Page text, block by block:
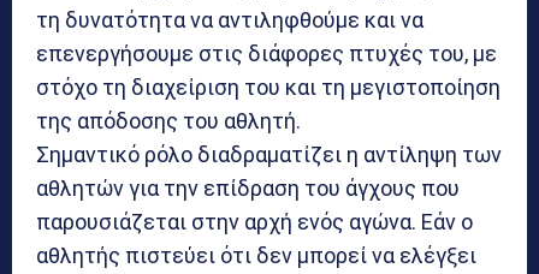
τη δυνατότητα να αντιληφθούμε και να
επενεργήσουμε στις διάφορες πτυχές του, με
στόχο τη διαχείριση του και τη μεγιστοποίηση
της απόδοσης του αθλητή.
Σημαντικό ρόλο διαδραματίζει η αντίληψη των
αθλητών για την επίδραση του άγχους που
παρουσιάζεται στην αρχή ενός αγώνα. Εάν ο
αθλητής πιστεύει ότι δεν μπορεί να ελέγξει